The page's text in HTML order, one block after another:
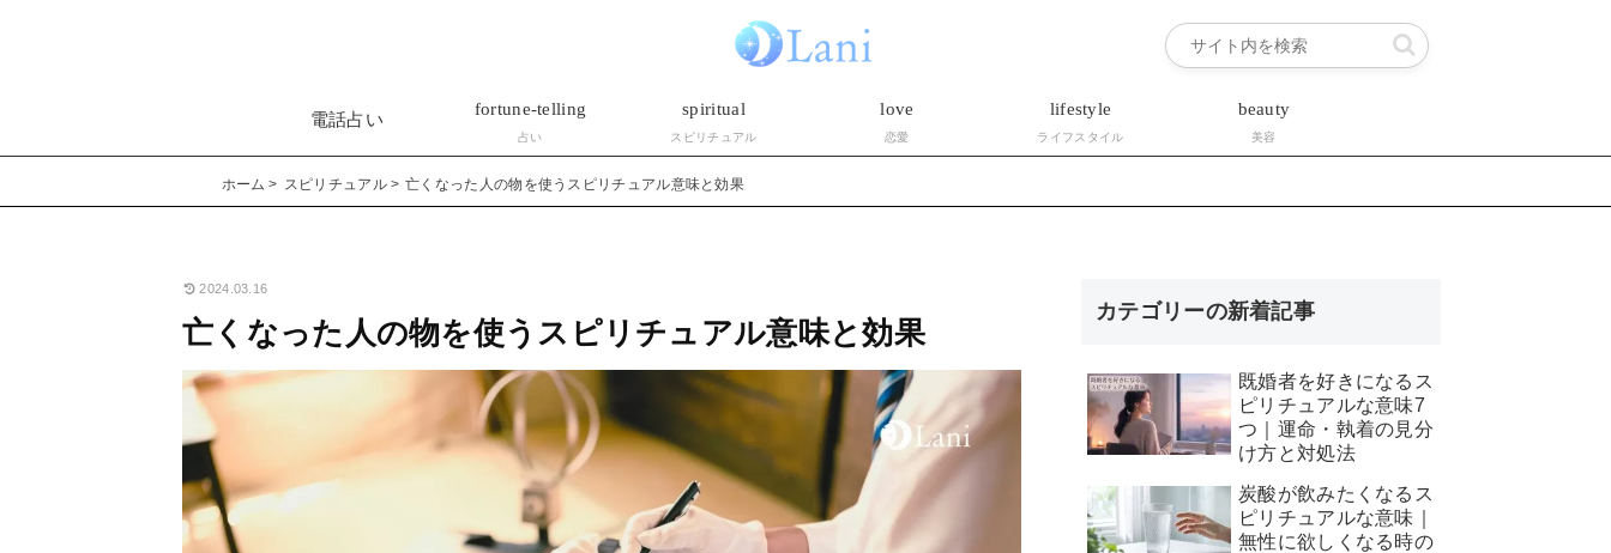
電話占い
fortune-telling
占い
spiritual
スピリチュアル
love
恋愛
lifestyle
ライフスタイル
beauty
美容
ホーム スピリチュアル 亡くなった人の物を使うスピリチュアル意味と効果
2024.03.16
亡くなった人の物を使うスピリチュアル意味と効果
カテゴリーの新着記事
既婚者を好きになるス
ピリチュアルな意味7
つ｜運命・執着の見分
け方と対処法
炭酸が飲みたくなるス
ピリチュアルな意味｜
無性に欲しくなる時の